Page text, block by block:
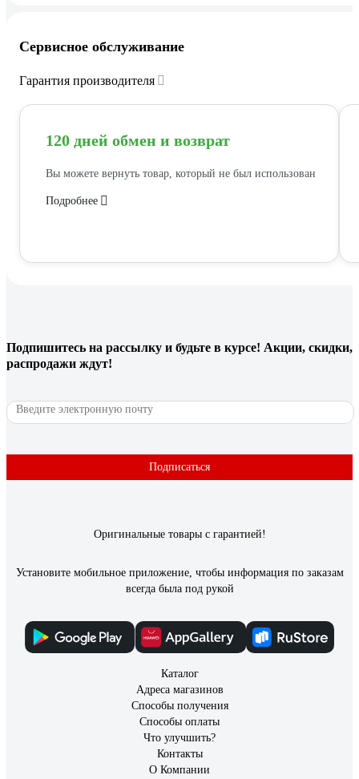
Сервисное обслуживание
Гарантия производителя
120 дней обмен и возврат
Вы можете вернуть товар, который не был использован
Подробнее
Подпишитесь на рассылку и будьте в курсе! Акции, скидки,
распродажи ждут!
Подписаться
Оригинальные товары с гарантией!
Установите мобильное приложение, чтобы информация по заказам
всегда была под рукой
Каталог
Адреса магазинов
Способы получения
Способы оплаты
Что улучшить?
Контакты
О Компании